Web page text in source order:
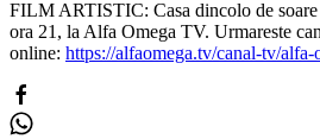
FILM ARTISTIC: Casa dincolo de
ora 21, la Alfa Omega TV. Urmareste
online: https://alfaomega.tv/canal-tv/alfa-